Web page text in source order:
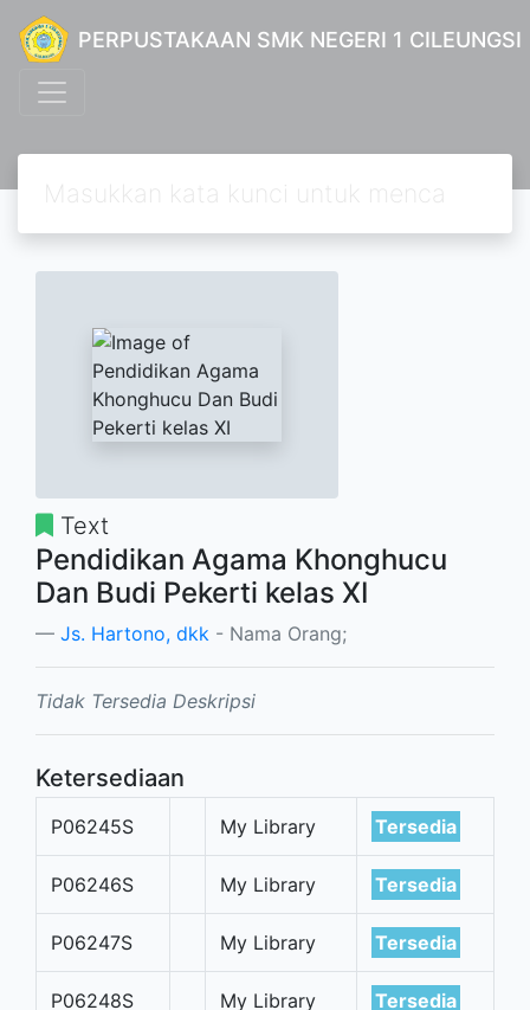
PERPUSTAKAAN SMK NEGERI 1 CILEUNGSI
Text
Pendidikan Agama Khonghucu
Dan Budi Pekerti kelas XI
Js. Hartono, dkk - Nama Orang;
Tidak Tersedia Deskripsi
Ketersediaan
P06245S My Library Tersedia
P06246S My Library Tersedia
P06247S My Library Tersedia
P06248S My Library Tersedia